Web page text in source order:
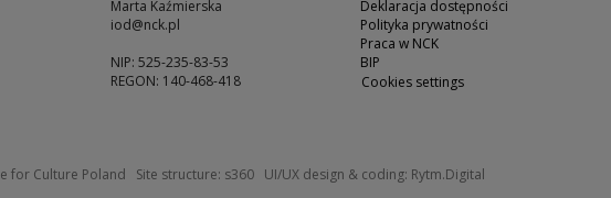
Marta Kaźmierska
iod@nck.pl
NIP: 525-235-83-53
REGON: 140-468-418
Deklaracja dostępności
Polityka prywatności
Praca w NCK
BIP
Cookies settings
for Culture Poland Site structure: s360Note, the link will open in a new window
UI/UX design & coding: Rytm.Digital